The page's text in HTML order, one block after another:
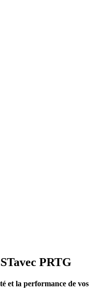
PRTG
et la performance de vos